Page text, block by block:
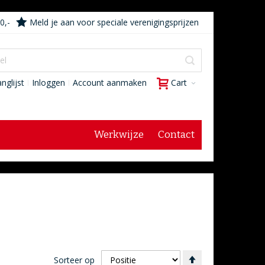
Meld je aan voor speciale verenigingsprijzen
Cart
Inloggen Account aanmaken
Contact
Werkwijze
Sorteer op